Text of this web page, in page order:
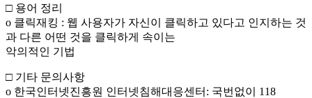
□ 용어 정리
o 클릭재킹 : 웹 사용자가 자신이 클릭하고 있다고 인지하는 것
과 다른 어떤 것을 클릭하게 속이는
악의적인 기법
□ 기타 문의사항
o 한국인터넷진흥원 인터넷침해대응센터: 국번없이 118